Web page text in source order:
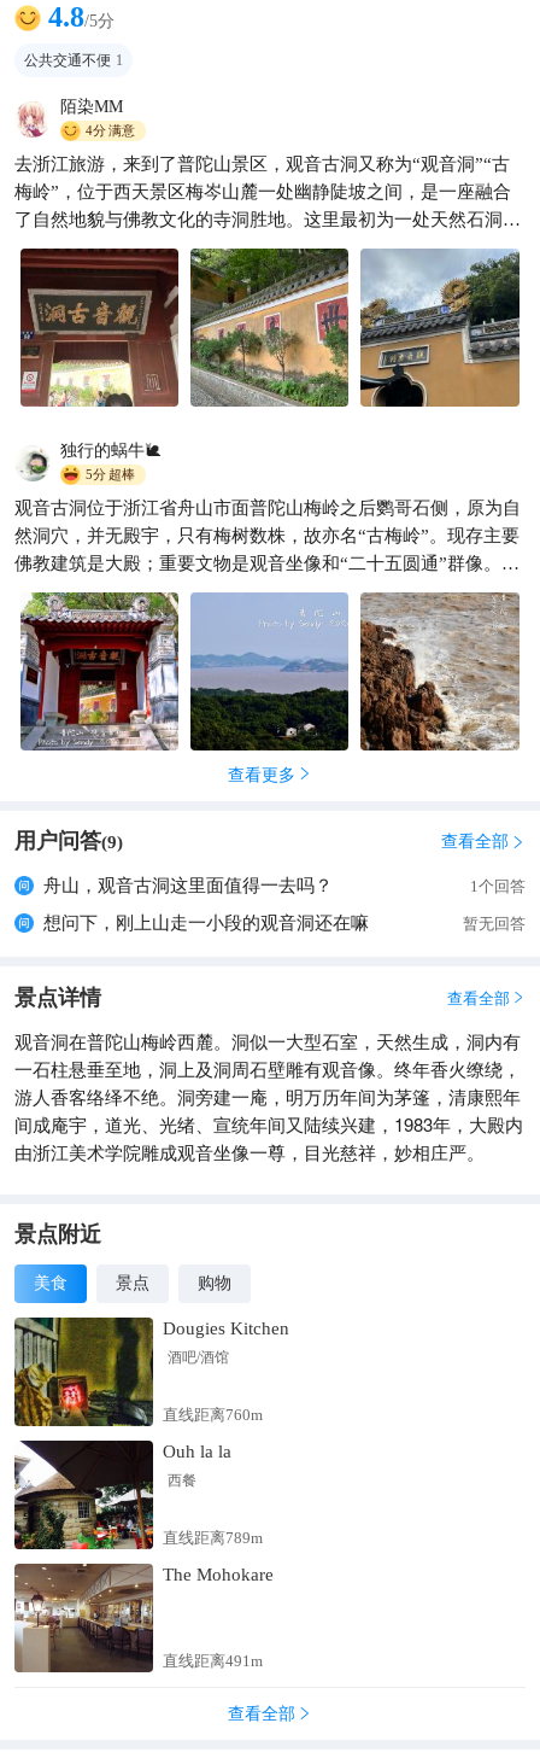
古寺建筑拍照攻略✨观音洞
晓舟摄影 196
4.8/5分
公共交通不便 1
陌染MM
4分满意
去浙江旅游，来到了普陀山景区，观音古洞又称为“观音洞”“古
梅岭”，位于西天景区梅岑山麓一处幽静陡坡之间，是一座融合
了自然地貌与佛教文化的寺洞胜地。这里最初为一处天然石洞，
明代万历年间有僧人在这里结茅修行，道光、光绪、宣统年间不
断修建增建，形成了现在的格局。洞内好像一个大室，内部宽
阔、地平整，中央耸立一根巨柱，洞壁与柱身刻有观音佛像。
独行的蜗牛🐌
5分超棒
观音古洞位于浙江省舟山市面普陀山梅岭之后鹦哥石侧，原为自
然洞穴，并无殿宇，只有梅树数株，故亦名“古梅岭”。现存主要
佛教建筑是大殿；重要文物是观音坐像和“二十五圆通”群像。观
音古洞的主殿呈长方形，内供二十五圆通塑像。
查看更多 
用户问答(9) 查看全部 
舟山，观音古洞这里面值得一去吗？ 1个回答
想问下，刚上山走一小段的观音洞还在嘛 暂无回答
景点详情 查看全部 
观音洞在普陀山梅岭西麓。洞似一大型石室，天然生成，洞内有
一石柱悬垂至地，洞上及洞周石壁雕有观音像。终年香火缭绕，
游人香客络绎不绝。洞旁建一庵，明万历年间为茅篷，清康熙年
间成庵宇，道光、光绪、宣统年间又陆续兴建，1983年，大殿内
由浙江美术学院雕成观音坐像一尊，目光慈祥，妙相庄严。
景点附近
美食 景点 购物
Dougies Kitchen
酒吧/酒馆
直线距离760m
Ouh la la
西餐
直线距离789m
The Mohokare
直线距离491m
查看全部 